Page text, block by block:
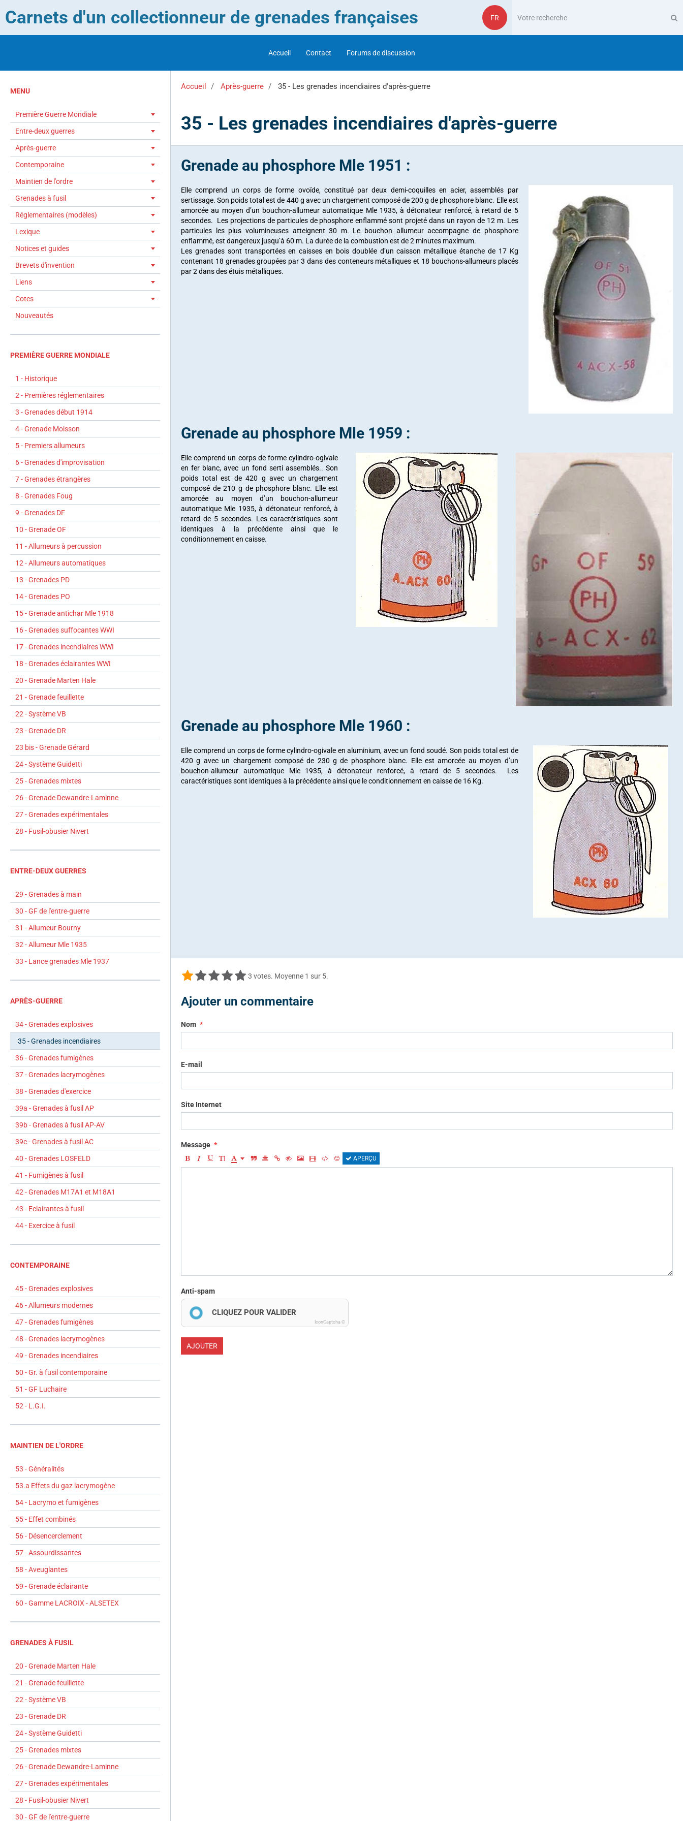
Carnets d'un collectionneur de grenades françaises FR
Accueil Contact Forums de discussion
Accueil Après-guerre 35 - Les grenades incendiaires d'après-guerre
35 - Les grenades incendiaires d'après-guerre
Grenade au phosphore Mle 1951 :
Elle comprend un corps de forme ovoïde, constitué par deux demi-coquilles en acier, assemblés par
sertissage. Son poids total est de 440 g avec un chargement composé de 200 g de phosphore blanc. Elle est
amorcée au moyen d’un bouchon-allumeur automatique Mle 1935, à détonateur renforcé, à retard de 5
secondes. Les projections de particules de phosphore enflammé sont projeté dans un rayon de 12 m. Les
particules les plus volumineuses atteignent 30 m. Le bouchon allumeur accompagne de phosphore
enflammé, est dangereux jusqu’à 60 m. La durée de la combustion est de 2 minutes maximum.
Les grenades sont transportées en caisses en bois doublée d’un caisson métallique étanche de 17 Kg
contenant 18 grenades groupées par 3 dans des conteneurs métalliques et 18 bouchons-allumeurs placés
par 2 dans des étuis métalliques.
Grenade au phosphore Mle 1959 :
Elle comprend un corps de forme cylindro-ogivale
en fer blanc, avec un fond serti assemblés.. Son
poids total est de 420 g avec un chargement
composé de 210 g de phosphore blanc. Elle est
amorcée au moyen d’un bouchon-allumeur
automatique Mle 1935, à détonateur renforcé, à
retard de 5 secondes. Les caractéristiques sont
identiques à la précédente ainsi que le
conditionnement en caisse.
Grenade au phosphore Mle 1960 :
Elle comprend un corps de forme cylindro-ogivale en aluminium, avec un fond soudé. Son poids total est de
420 g avec un chargement composé de 230 g de phosphore blanc. Elle est amorcée au moyen d’un
bouchon-allumeur automatique Mle 1935, à détonateur renforcé, à retard de 5 secondes. Les
caractéristiques sont identiques à la précédente ainsi que le conditionnement en caisse de 16 Kg.
3 votes. Moyenne 1 sur 5.
Ajouter un commentaire
Nom
E-mail
Site Internet
Message
APERÇU
Anti-spam
CLIQUEZ POUR VALIDER
IconCaptcha ©
AJOUTER
MENU
Première Guerre Mondiale
Entre-deux guerres
Après-guerre
Contemporaine
Maintien de l'ordre
Grenades à fusil
Réglementaires (modèles)
Lexique
Notices et guides
Brevets d'invention
Liens
Cotes
Nouveautés
PREMIÈRE GUERRE MONDIALE
1 - Historique
2 - Premières réglementaires
3 - Grenades début 1914
4 - Grenade Moisson
5 - Premiers allumeurs
6 - Grenades d'improvisation
7 - Grenades étrangères
8 - Grenades Foug
9 - Grenades DF
10 - Grenade OF
11 - Allumeurs à percussion
12 - Allumeurs automatiques
13 - Grenades PD
14 - Grenades PO
15 - Grenade antichar Mle 1918
16 - Grenades suffocantes WWI
17 - Grenades incendiaires WWI
18 - Grenades éclairantes WWI
20 - Grenade Marten Hale
21 - Grenade feuillette
22 - Système VB
23 - Grenade DR
23 bis - Grenade Gérard
24 - Système Guidetti
25 - Grenades mixtes
26 - Grenade Dewandre-Laminne
27 - Grenades expérimentales
28 - Fusil-obusier Nivert
ENTRE-DEUX GUERRES
29 - Grenades à main
30 - GF de l'entre-guerre
31 - Allumeur Bourny
32 - Allumeur Mle 1935
33 - Lance grenades Mle 1937
APRÈS-GUERRE
34 - Grenades explosives
35 - Grenades incendiaires
36 - Grenades fumigènes
37 - Grenades lacrymogènes
38 - Grenades d'exercice
39a - Grenades à fusil AP
39b - Grenades à fusil AP-AV
39c - Grenades à fusil AC
40 - Grenades LOSFELD
41 - Fumigènes à fusil
42 - Grenades M17A1 et M18A1
43 - Eclairantes à fusil
44 - Exercice à fusil
CONTEMPORAINE
45 - Grenades explosives
46 - Allumeurs modernes
47 - Grenades fumigènes
48 - Grenades lacrymogènes
49 - Grenades incendiaires
50 - Gr. à fusil contemporaine
51 - GF Luchaire
52 - L.G.I.
MAINTIEN DE L'ORDRE
53 - Généralités
53.a Effets du gaz lacrymogène
54 - Lacrymo et fumigènes
55 - Effet combinés
56 - Désencerclement
57 - Assourdissantes
58 - Aveuglantes
59 - Grenade éclairante
60 - Gamme LACROIX - ALSETEX
GRENADES À FUSIL
20 - Grenade Marten Hale
21 - Grenade feuillette
22 - Système VB
23 - Grenade DR
24 - Système Guidetti
25 - Grenades mixtes
26 - Grenade Dewandre-Laminne
27 - Grenades expérimentales
28 - Fusil-obusier Nivert
30 - GF de l'entre-guerre